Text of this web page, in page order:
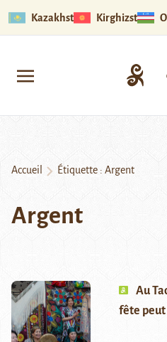
Kazakhstan Kirghizstan
Accueil Étiquette : Argent
Argent
Au
fête peut